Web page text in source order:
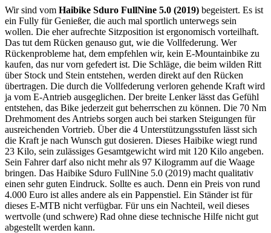
Wir sind vom Haibike Sduro FullNine 5.0 (2019) begeistert. Es ist
ein Fully für Genießer, die auch mal sportlich unterwegs sein
wollen. Die eher aufrechte Sitzposition ist ergonomisch vorteilhaft.
Das tut dem Rücken genauso gut, wie die Vollfederung. Wer
Rückenprobleme hat, dem empfehlen wir, kein E-Mountainbike zu
kaufen, das nur vorn gefedert ist. Die Schläge, die beim wilden Ritt
über Stock und Stein entstehen, werden direkt auf den Rücken
übertragen. Die durch die Vollfederung verloren gehende Kraft wird
ja vom E-Antrieb ausgeglichen. Der breite Lenker lässt das Gefühl
entstehen, das Bike jederzeit gut beherrschen zu können. Die 70 Nm
Drehmoment des Antriebs sorgen auch bei starken Steigungen für
ausreichenden Vortrieb. Über die 4 Unterstützungsstufen lässt sich
die Kraft je nach Wunsch gut dosieren. Dieses Haibike wiegt rund
23 Kilo, sein zulässiges Gesamtgewicht wird mit 120 Kilo angeben.
Sein Fahrer darf also nicht mehr als 97 Kilogramm auf die Waage
bringen. Das Haibike Sduro FullNine 5.0 (2019) macht qualitativ
einen sehr guten Eindruck. Sollte es auch. Denn ein Preis von rund
4.000 Euro ist alles andere als ein Pappenstiel. Ein Ständer ist für
dieses E-MTB nicht verfügbar. Für uns ein Nachteil, weil dieses
wertvolle (und schwere) Rad ohne diese technische Hilfe nicht gut
abgestellt werden kann.